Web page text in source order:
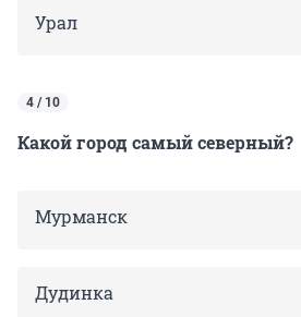
Урал
4 / 10
Какой город самый северный?
Мурманск
Дудинка